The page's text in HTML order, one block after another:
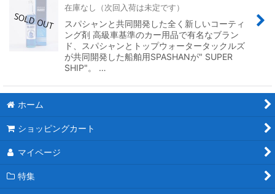
絞り込む
在庫なし（次回入荷は未定です）
スパシャンと共同開発した全く新しいコーティ
ング剤 高級車基準のカー用品で有名なブラン
ド、スパシャンとトップウォータータックルズ
が共同開発した船舶用SPASHANが" SUPER
SHIP"。 …
ホーム
ショッピングカート
マイページ
特集